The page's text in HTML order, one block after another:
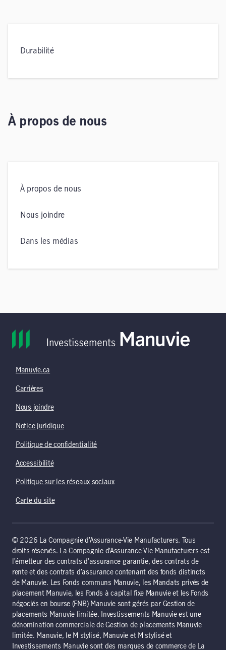
Durabilité
À propos de nous
À propos de nous
Nous joindre
Dans les médias
Manuvie.ca
Carrières
Nous joindre
Notice juridique
Politique de confidentialité
Accessibilité
Politique sur les réseaux sociaux
Carte du site
© 2026 La Compagnie d’Assurance-Vie Manufacturers. Tous
droits réservés. La Compagnie d’Assurance-Vie Manufacturers est
l’émetteur des contrats d’assurance garantie, des contrats de
rente et des contrats d’assurance contenant des fonds distincts
de Manuvie. Les Fonds communs Manuvie, les Mandats privés de
placement Manuvie, les Fonds à capital fixe Manuvie et les Fonds
négociés en bourse (FNB) Manuvie sont gérés par Gestion de
placements Manuvie limitée. Investissements Manuvie est une
dénomination commerciale de Gestion de placements Manuvie
limitée. Manuvie, le M stylisé, Manuvie et M stylisé et
Investissements Manuvie sont des marques de commerce de La